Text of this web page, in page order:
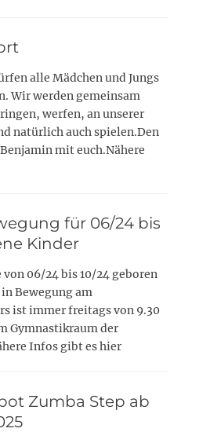
alle Mädchen und Jungs
Wir werden gemeinsam
werfen, an unserer
natürlich auch spielen.Den
mit euch.Nähere
für 06/24 bis
Kinder
06/24 bis 10/24 geboren
Bewegung am
ist immer freitags von 9.30
Gymnastikraum der
Infos gibt es hier
Zumba Step ab